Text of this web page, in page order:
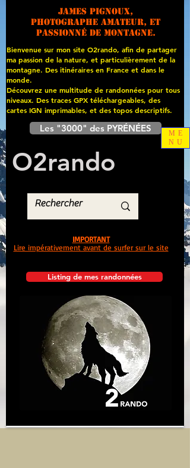
James PIGNOUX,
photographe amateur, et
passionné de montagne.
Bienvenue sur mon site O2rando, afin de partager
ma passion de la nature, et particulièrement de la
montagne. Des itinéraires en France et dans le
monde.
Découvrez une multitude de randonnées pour tous
niveaux. Des traces GPX téléchargeables, des
cartes IGN imprimables, et des topos descriptifs.
Les "3000" des PYRÉNÉES
O2rando
Listing de mes randonnées
IMPORTANT
Lire impérativement avant de surfer sur le site
ME
NU